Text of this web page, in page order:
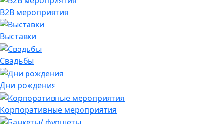
B2B мероприятия
Выставки
Свадьбы
Дни рождения
Корпоративные мероприятия